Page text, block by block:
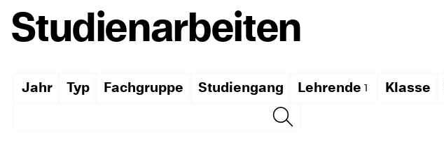
Studienarbeiten
Jahr Typ Fachgruppe Studiengang Lehrende Klasse